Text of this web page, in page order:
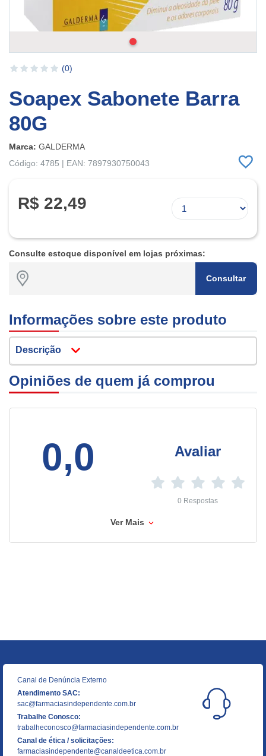
(0)
Soapex Sabonete Barra
80G
Marca: GALDERMA
Código: 4785 | EAN: 7897930750043
R$ 22,49
Consulte estoque disponível em lojas próximas:
Consultar
Informações sobre este produto
Descrição
Opiniões de quem já comprou
0,0 Avaliar
0 Respostas
Ver Mais
Canal de Denúncia Externo
Atendimento SAC:
sac@farmaciasindependente.com.br
Trabalhe Conosco:
trabalheconosco@farmaciasindependente.com.br
Canal de ética / solicitações:
farmaciasindependente@canaldeetica.com.br